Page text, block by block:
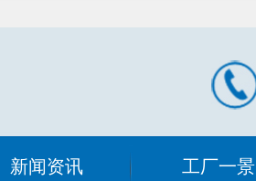
新闻资讯 工厂一景